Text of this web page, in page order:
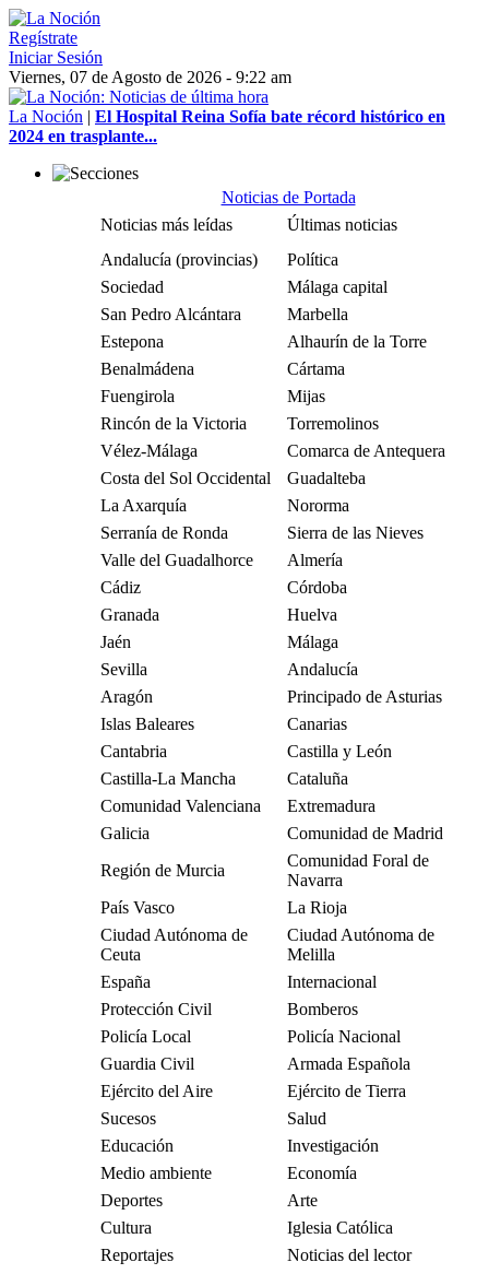
Regístrate
Iniciar Sesión
Viernes, 07 de Agosto de 2026 - 9:22 am
La Noción | El Hospital Reina Sofía bate récord histórico en
2024 en trasplante...
Noticias de Portada
Noticias más leídas
Últimas noticias
Andalucía (provincias)
Política
Sociedad
Málaga capital
San Pedro Alcántara
Marbella
Estepona
Alhaurín de la Torre
Benalmádena
Cártama
Fuengirola
Mijas
Rincón de la Victoria
Torremolinos
Vélez-Málaga
Comarca de Antequera
Costa del Sol Occidental
Guadalteba
La Axarquía
Nororma
Serranía de Ronda
Sierra de las Nieves
Valle del Guadalhorce
Almería
Cádiz
Córdoba
Granada
Huelva
Jaén
Málaga
Sevilla
Andalucía
Aragón
Principado de Asturias
Islas Baleares
Canarias
Cantabria
Castilla y León
Castilla-La Mancha
Cataluña
Comunidad Valenciana
Extremadura
Galicia
Comunidad de Madrid
Región de Murcia
Comunidad Foral de
Navarra
País Vasco
La Rioja
Ciudad Autónoma de
Ceuta
Ciudad Autónoma de
Melilla
España
Internacional
Protección Civil
Bomberos
Policía Local
Policía Nacional
Guardia Civil
Armada Española
Ejército del Aire
Ejército de Tierra
Sucesos
Salud
Educación
Investigación
Medio ambiente
Economía
Deportes
Arte
Cultura
Iglesia Católica
Reportajes
Noticias del lector